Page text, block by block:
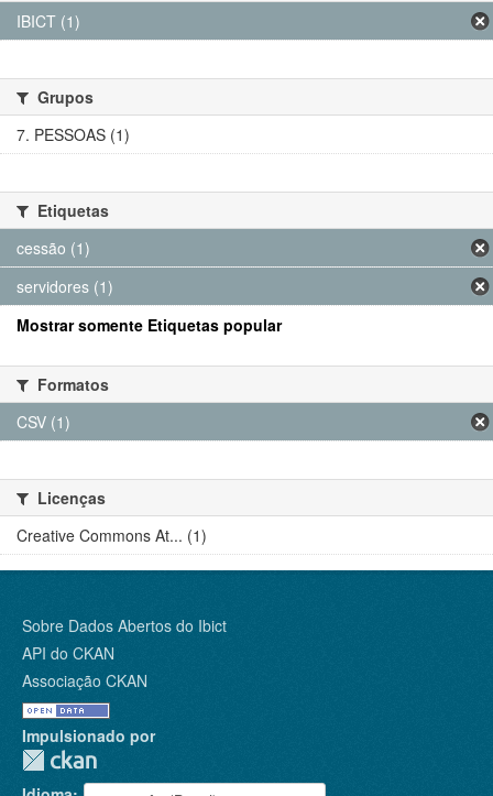
IBICT (1)
Grupos
7. PESSOAS (1)
Etiquetas
cessão (1)
servidores (1)
Mostrar somente Etiquetas popular
Formatos
CSV (1)
Licenças
Creative Commons At... (1)
Sobre Dados Abertos do Ibict
API do CKAN
Associação CKAN
Impulsionado por